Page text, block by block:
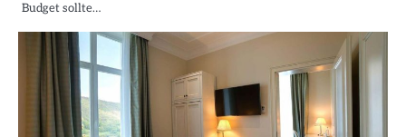
Budget sollte…